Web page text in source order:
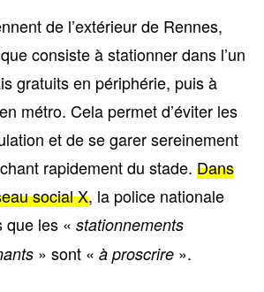
de l’extérieur de Rennes,
consiste àstationner dans l’un
gratuits en périphérie, puis à
métro. Cela permet d’éviter les
et de se garer sereinement
rapidement du stade.Dans
social X, la police nationale
que les «stationnements
» sont «à proscrire ».